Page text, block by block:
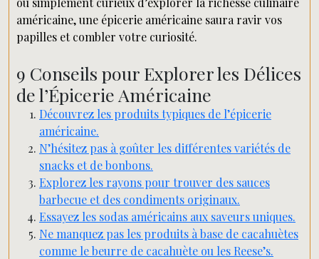
américaine, une épicerie américaine saura ravir vos
papilles et combler votre curiosité.
9 Conseils pour Explorer les Délices
de l’Épicerie Américaine
Découvrez les produits typiques de l’épicerie
américaine.
N’hésitez pas à goûter les différentes variétés de
snacks et de bonbons.
Explorez les rayons pour trouver des sauces
barbecue et des condiments originaux.
Essayez les sodas américains aux saveurs uniques.
Ne manquez pas les produits à base de cacahuètes
comme le beurre de cacahuète ou les Reese’s.